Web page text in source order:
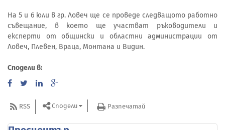
На 5 и 6 юли в гр. Ловеч ще се проведе следващото работно
съвещание, в което ще участват ръководители и
експерти от общински и областни администрации от
Ловеч, Плевен, Враца, Монтана и Видин.
Сподели в:
RSS Сподели Разпечатай